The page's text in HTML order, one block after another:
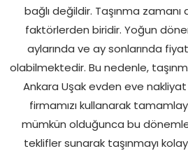
bağlı değildir. Taşınma
faktörlerden biridir. Yoğun
aylarında ve ay sonlarında
olabilmektedir. Bu nedenle,
Ankara Uşak evden eve
firmamızı kullanarak
mümkün olduğunca bu
teklifler sunarak taşınmayı